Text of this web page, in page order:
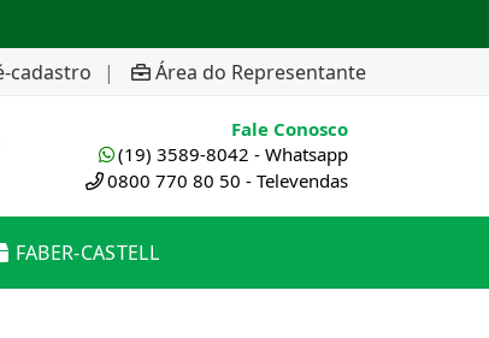
cadastro | Área do Representante
Fale Conosco
(19) 3589-8042 - Whatsapp
0800 770 80 50 - Televendas
FABER-CASTELL